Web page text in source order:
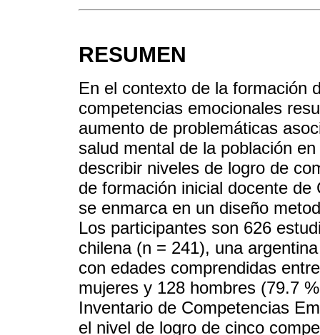
RESUMEN
En el contexto de la formación
competencias emocionales
aumento de problemáticas
salud mental de la población
describir niveles de logro de
de formación inicial docente
se enmarca en un diseño
Los participantes son 626
chilena (n = 241), una
con edades comprendidas
mujeres y 128 hombres (79.7
Inventario de Competencias
el nivel de logro de cinco